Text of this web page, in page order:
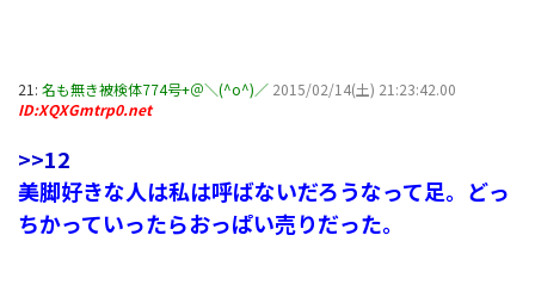
21: 名も無き被検体774号+＠＼(^o^)／ 2015/02/14(土) 21:23:42.00
ID:XQXGmtrp0.net
>>12
美脚好きな人は私は呼ばないだろうなって足。どっ
ちかっていったらおっぱい売りだった。